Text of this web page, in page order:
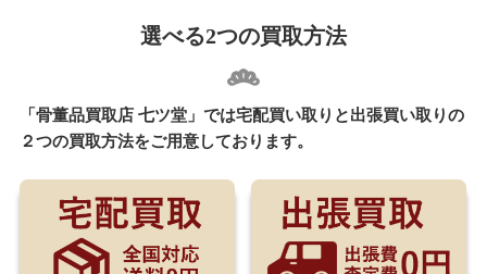
選べる2つの買取方法
「骨董品買取店 七ツ堂」では宅配買い取りと出張買い取りの
２つの買取方法をご用意しております。